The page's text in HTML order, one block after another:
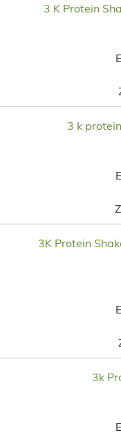
3 K Protein
3 k
3K Protein
3k